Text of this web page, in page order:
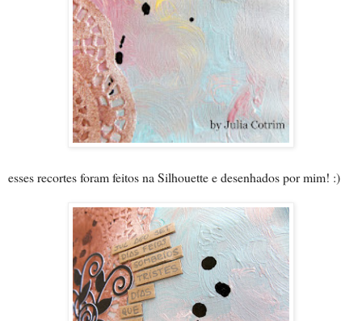
esses recortes foram feitos na Silhouette e desenhados por mim! :)